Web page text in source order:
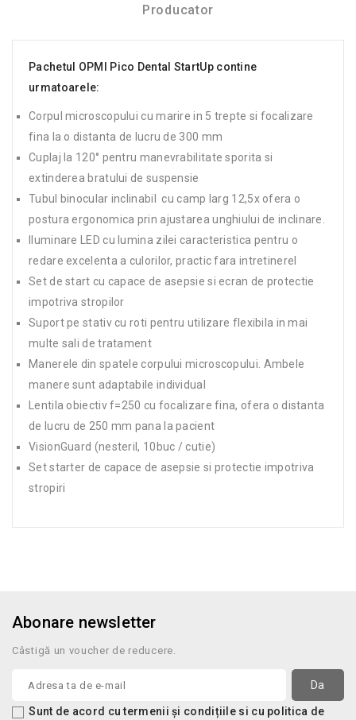
Producator
Pachetul OPMI Pico Dental StartUp contine
urmatoarele:
Corpul microscopului cu marire in 5 trepte si focalizare
fina la o distanta de lucru de 300 mm
Cuplaj la 120° pentru manevrabilitate sporita si
extinderea bratului de suspensie
Tubul binocular inclinabil cu camp larg 12,5x ofera o
postura ergonomica prin ajustarea unghiului de inclinare.
Iluminare LED cu lumina zilei caracteristica pentru o
redare excelenta a culorilor, practic fara intretinerel
Set de start cu capace de asepsie si ecran de protectie
impotriva stropilor
Suport pe stativ cu roti pentru utilizare flexibila in mai
multe sali de tratament
Manerele din spatele corpului microscopului. Ambele
manere sunt adaptabile individual
Lentila obiectiv f=250 cu focalizare fina, ofera o distanta
de lucru de 250 mm pana la pacient
VisionGuard (nesteril, 10buc / cutie)
Set starter de capace de asepsie si protectie impotriva
stropiri
Abonare newsletter
Câstigă un voucher de reducere.
Sunt de acord cu termenii și condițiile si cu politica de